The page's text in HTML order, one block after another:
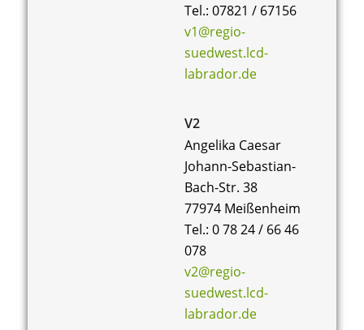
Tel.: 07821 / 67156
v1@regio-
suedwest.lcd-
labrador.de
V2
Angelika Caesar
Johann-Sebastian-
Bach-Str. 38
77974 Meißenheim
Tel.: 0 78 24 / 66 46
078
v2@regio-
suedwest.lcd-
labrador.de